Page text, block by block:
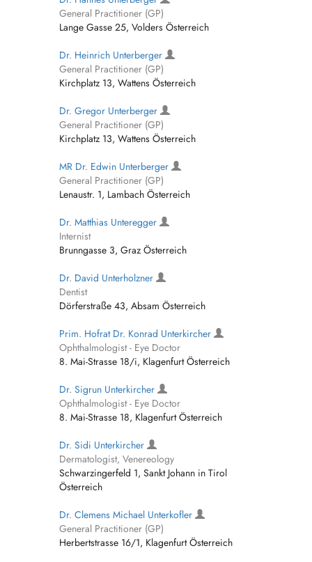
General Practitioner (GP)
Lange Gasse 25, Volders Österreich
Dr. Heinrich Unterberger
General Practitioner (GP)
Kirchplatz 13, Wattens Österreich
Dr. Gregor Unterberger
General Practitioner (GP)
Kirchplatz 13, Wattens Österreich
MR Dr. Edwin Unterberger
General Practitioner (GP)
Lenaustr. 1, Lambach Österreich
Dr. Matthias Unteregger
Internist
Brunngasse 3, Graz Österreich
Dr. David Unterholzner
Dentist
Dörferstraße 43, Absam Österreich
Prim. Hofrat Dr. Konrad Unterkircher
Ophthalmologist - Eye Doctor
8. Mai-Strasse 18/i, Klagenfurt Österreich
Dr. Sigrun Unterkircher
Ophthalmologist - Eye Doctor
8. Mai-Strasse 18, Klagenfurt Österreich
Dr. Sidi Unterkircher
Dermatologist, Venereology
Schwarzingerfeld 1, Sankt Johann in Tirol
Österreich
Dr. Clemens Michael Unterkofler
General Practitioner (GP)
Herbertstrasse 16/1, Klagenfurt Österreich